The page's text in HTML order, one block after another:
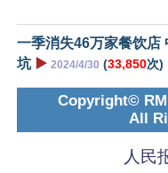
一季消失46万家餐饮店
坑 ▶️ 2024/4/30 (33,850次)
Copyright©
All
人民